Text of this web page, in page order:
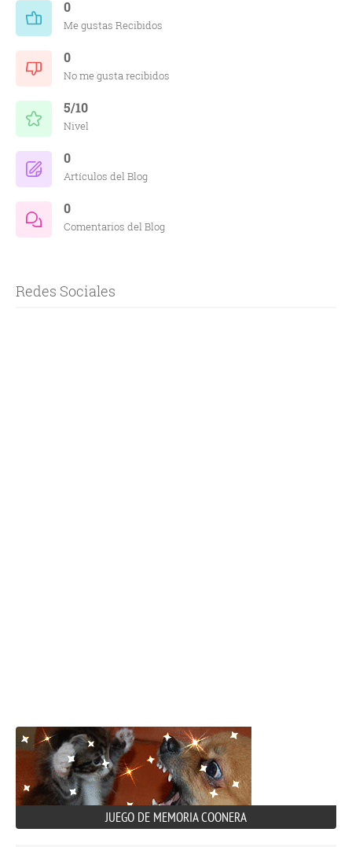
0
Me gustas Recibidos
0
No me gusta recibidos
5/10
Nivel
0
Artículos del Blog
0
Comentarios del Blog
Redes Sociales
JUEGO DE MEMORIA COONERA